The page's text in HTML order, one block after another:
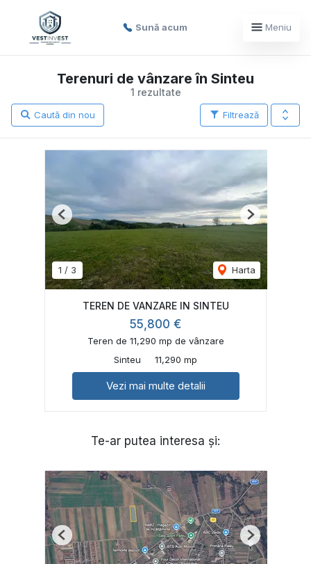
Sună acum Meniu
1 rezultate
Terenuri de vânzare în Sinteu
Filtrează
Caută din nou
1 / 3 Harta
Previous Next
TEREN DE VANZARE IN SINTEU
55,800 €
Teren de 11,290 mp de vânzare
Sinteu
11,290 mp
Vezi mai multe detalii
Te-ar putea interesa și:
Previous Next